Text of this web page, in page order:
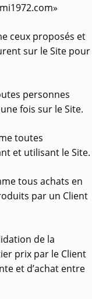
ceux proposés et
sur le Site pour
personnes
fois sur le Site.
toutes
et utilisant le Site.
tous achats en
par un Client
de la
prix par le Client
et d’achat entre